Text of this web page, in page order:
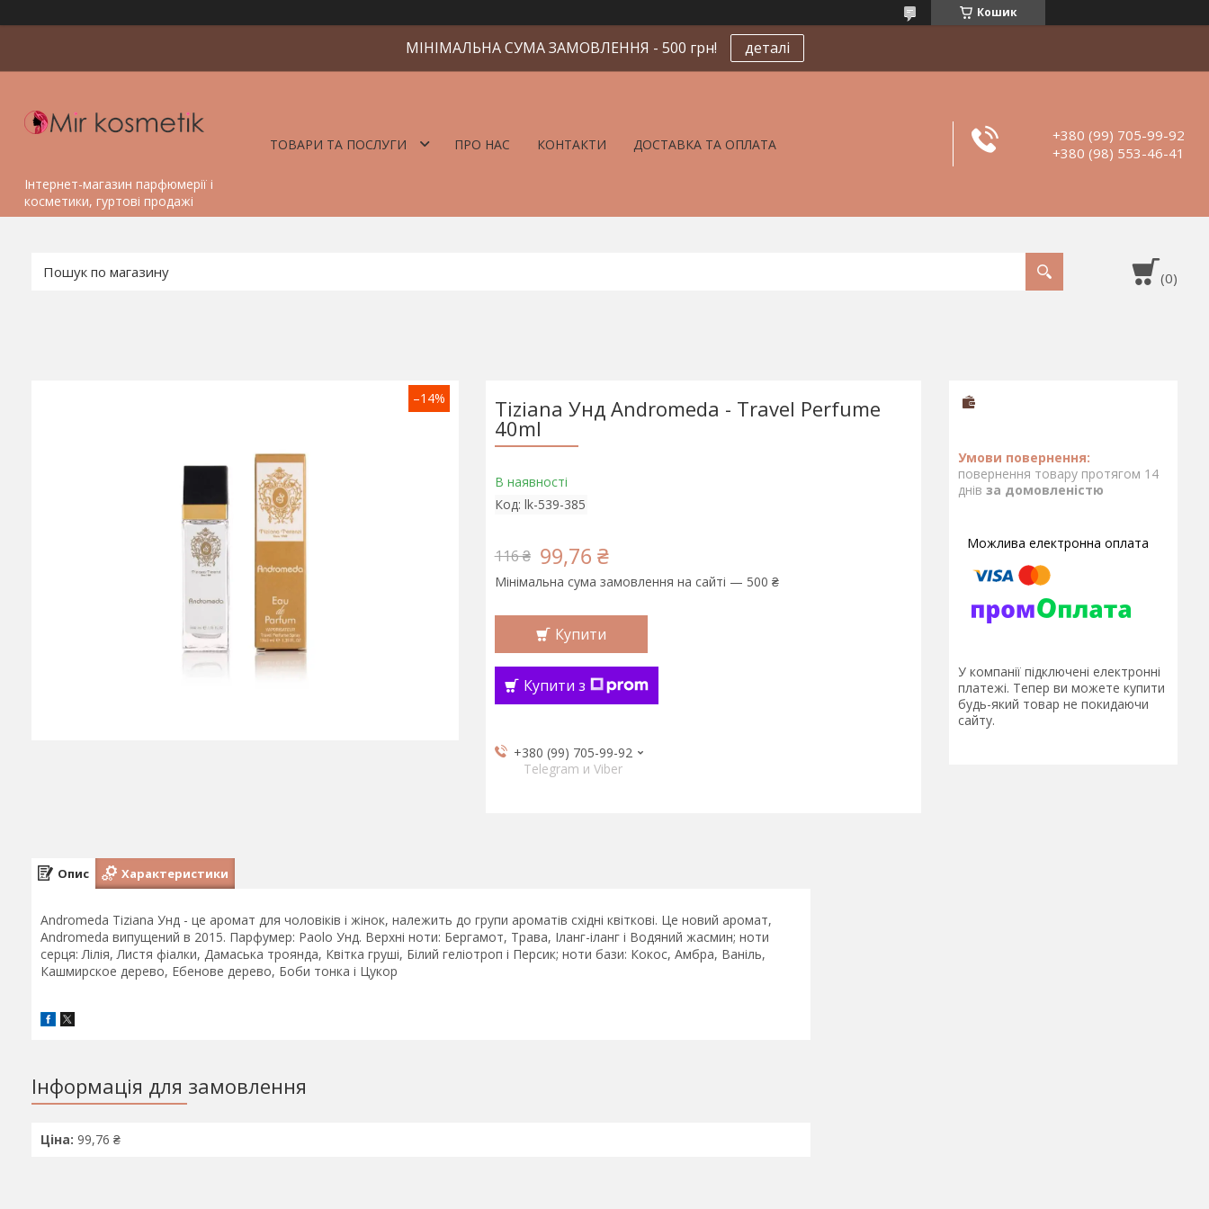
Кошик
МІНІМАЛЬНА СУМА ЗАМОВЛЕННЯ - 500 грн! деталі
Інтернет-магазин парфюмерії і
косметики, гуртові продажі
ТОВАРИ ТА ПОСЛУГИ ПРО НАС КОНТАКТИ ДОСТАВКА ТА ОПЛАТА
+380 (99) 705-99-92
+380 (98) 553-46-41
–14% Tiziana Унд Andromeda - Travel Perfume
40ml
В наявності
Код: lk-539-385
116 ₴ 99,76 ₴
Мінімальна сума замовлення на сайті — 500 ₴
Купити
Купити з
+380 (99) 705-99-92
Telegram и Viber
повернення товару протягом 14
днів за домовленістю
У компанії підключені електронні
платежі. Тепер ви можете купити
будь-який товар не покидаючи
сайту.
Опис Характеристики
Andromeda Tiziana Унд - це аромат для чоловіків і жінок, належить до групи ароматів східні квіткові. Це новий аромат,
Andromeda випущений в 2015. Парфумер: Paolo Унд. Верхні ноти: Бергамот, Трава, Іланг-іланг і Водяний жасмин; ноти
серця: Лілія, Листя фіалки, Дамаська троянда, Квітка груші, Білий геліотроп і Персик; ноти бази: Кокос, Амбра, Ваніль,
Кашмирское дерево, Ебенове дерево, Боби тонка і Цукор
Інформація для замовлення
Ціна: 99,76 ₴